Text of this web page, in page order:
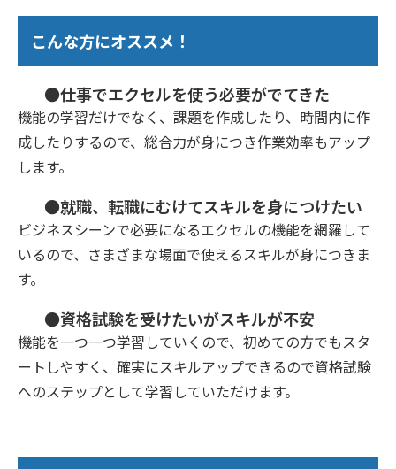
こんな方にオススメ！
●仕事でエクセルを使う必要がでてきた
機能の学習だけでなく、課題を作成したり、時間内に作
成したりするので、総合力が身につき作業効率もアップ
します。
●就職、転職にむけてスキルを身につけたい
ビジネスシーンで必要になるエクセルの機能を網羅して
いるので、さまざまな場面で使えるスキルが身につきま
す。
●資格試験を受けたいがスキルが不安
機能を一つ一つ学習していくので、初めての方でもスタ
ートしやすく、確実にスキルアップできるので資格試験
へのステップとして学習していただけます。